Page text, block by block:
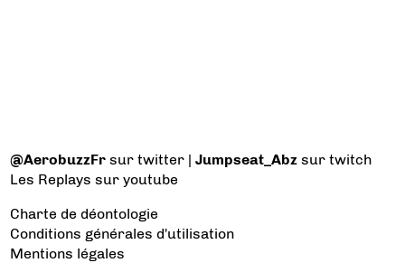
@AerobuzzFr sur twitter |Jumpseat_Abz sur twitch
Les Replays sur youtube
Charte de déontologie
Conditions générales d'utilisation
Mentions légales